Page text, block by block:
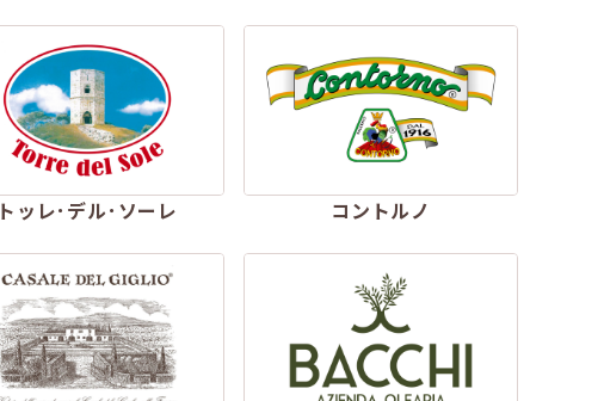
トッレ･デル･ソーレ コントルノ